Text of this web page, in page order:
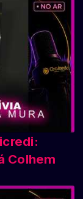
Colhem